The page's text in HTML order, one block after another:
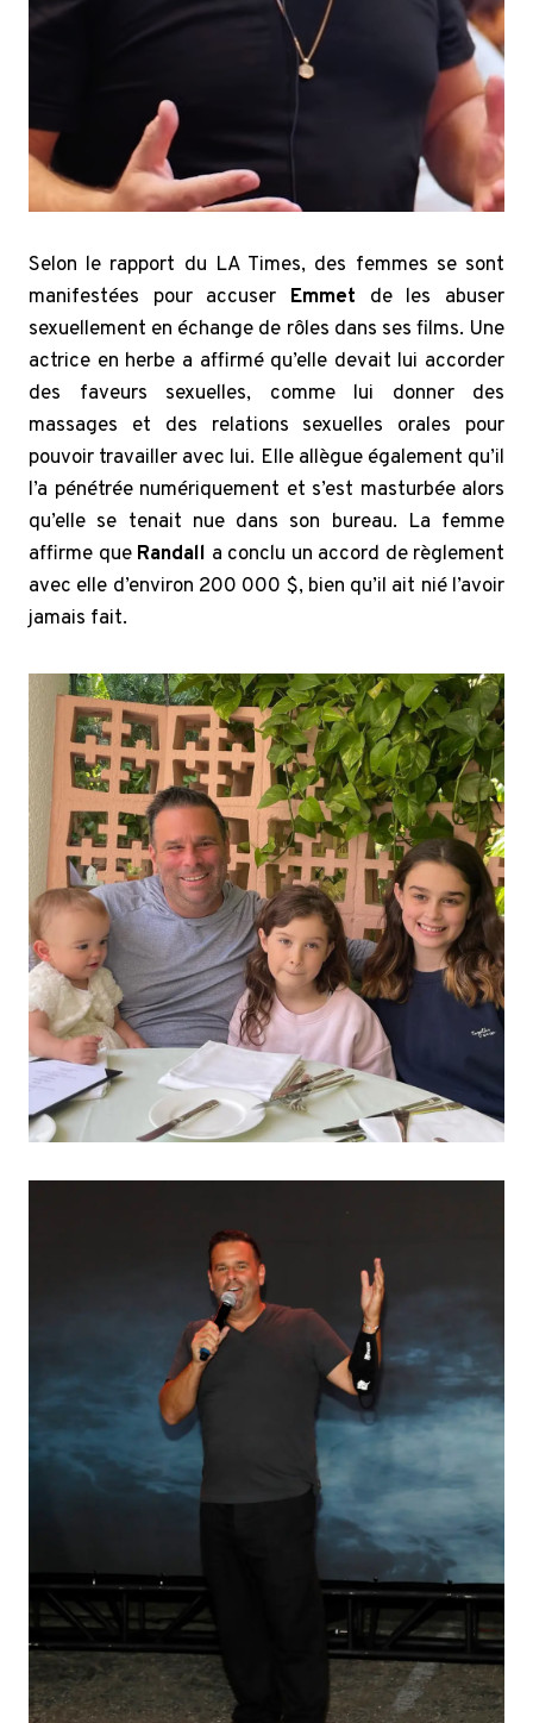
Selon le rapport du LA Times, des femmes se sont
manifestées pour accuser Emmet de les abuser
sexuellement en échange de rôles dans ses films. Une
actrice en herbe a affirmé qu’elle devait lui accorder
des faveurs sexuelles, comme lui donner des
massages et des relations sexuelles orales pour
pouvoir travailler avec lui. Elle allègue également qu’il
l’a pénétrée numériquement et s’est masturbée alors
qu’elle se tenait nue dans son bureau. La femme
affirme que Randall a conclu un accord de règlement
avec elle d’environ 200 000 $, bien qu’il ait nié l’avoir
jamais fait.